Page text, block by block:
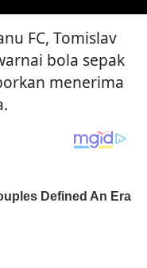
FC, Tomislav
bola sepak
menerima